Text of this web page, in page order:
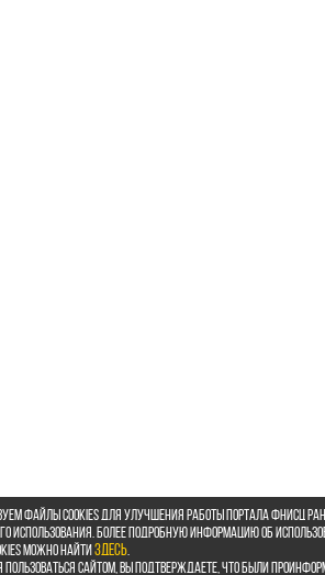
файлы cookies для улучшения работы портала ФНИСЦ
использования. Более подробную информацию об
можно найтиздесь.
сайтом, Вы подтверждаете, что были